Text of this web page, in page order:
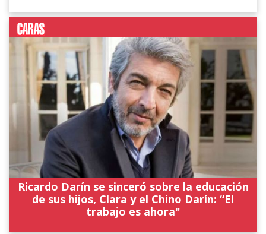
Ricardo Darín se sinceró sobre la educación
de sus hijos, Clara y el Chino Darín: “El
trabajo es ahora"